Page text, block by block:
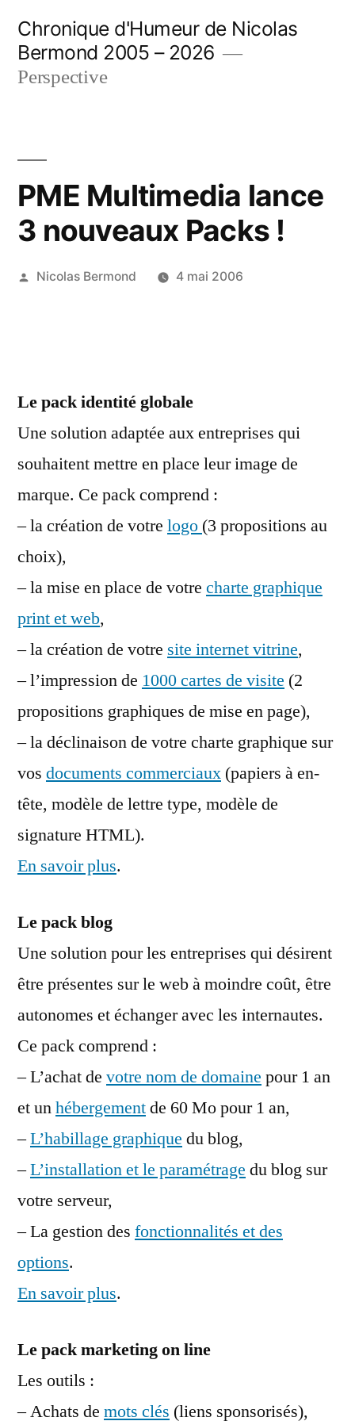
contenu
Chronique d'Humeur de Nicolas
Bermond 2005 – 2026
Perspective
PME Multimedia lance
3 nouveaux Packs !
Publié
Nicolas Bermond 4 mai 2006
Le pack identité globale
Une solution adaptée aux entreprises qui
souhaitent mettre en place leur image de
marque. Ce pack comprend :
– la création de votre logo (3 propositions au
choix),
– la mise en place de votre charte graphique
print et web,
– la création de votre site internet vitrine,
– l’impression de 1000 cartes de visite (2
propositions graphiques de mise en page),
– la déclinaison de votre charte graphique sur
vos documents commerciaux (papiers à en-
tête, modèle de lettre type, modèle de
signature HTML).
En savoir plus.
Le pack blog
Une solution pour les entreprises qui désirent
être présentes sur le web à moindre coût, être
autonomes et échanger avec les internautes.
Ce pack comprend :
– L’achat de votre nom de domaine pour 1 an
et unhébergementde 60 Mo pour 1 an,
–L’habillage graphique du blog,
–L’installation et le paramétrage du blog sur
votre serveur,
– La gestion des fonctionnalités et des
options.
En savoir plus.
Le pack marketing on line
Les outils :
– Achats de mots clés (liens sponsorisés),